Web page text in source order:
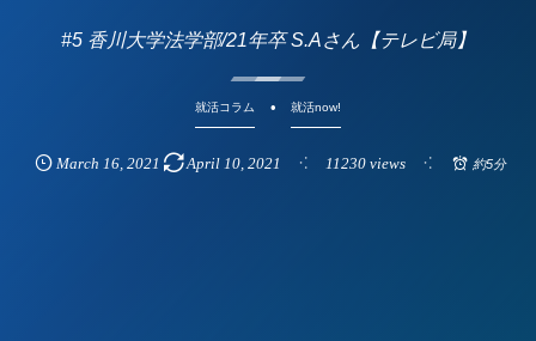
#5 香川大学法学部/21年卒 S.Aさん【テレビ局】
就活コラム 就活now!
March 16 ,2021 April 10 ,2021 11230 views 約5分